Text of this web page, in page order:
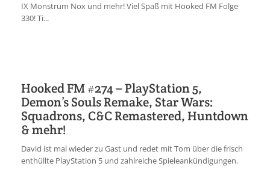
IX Monstrum Nox und mehr! Viel Spaß mit Hooked FM Folge
330! Ti...
Hooked FM #274 – PlayStation 5,
Demon’s Souls Remake, Star Wars:
Squadrons, C&C Remastered, Huntdown
& mehr!
David ist mal wieder zu Gast und redet mit Tom über die frisch
enthüllte PlayStation 5 und zahlreiche Spieleankündigungen.